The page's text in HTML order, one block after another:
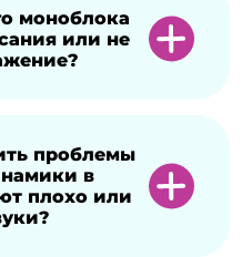
моноблока
или не
перегрелся или
проблемы
в
плохо или